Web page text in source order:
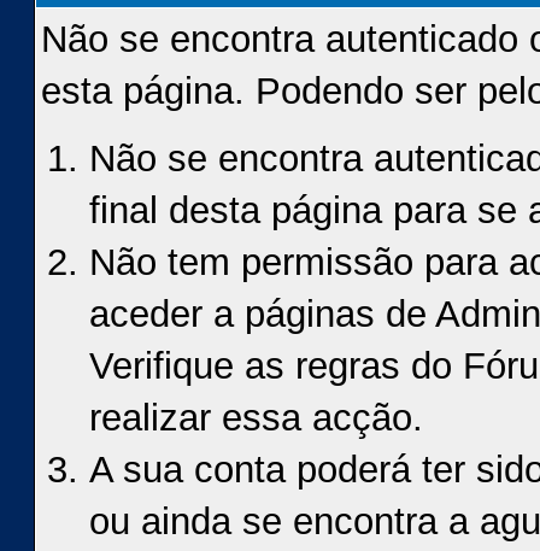
Não se encontra autenticado
esta página. Podendo ser
Não se encontra
final desta página para se
Não tem permissão para
aceder a páginas de
Verifique as regras do
realizar essa acção.
A sua conta poderá ter
ou ainda se encontra a